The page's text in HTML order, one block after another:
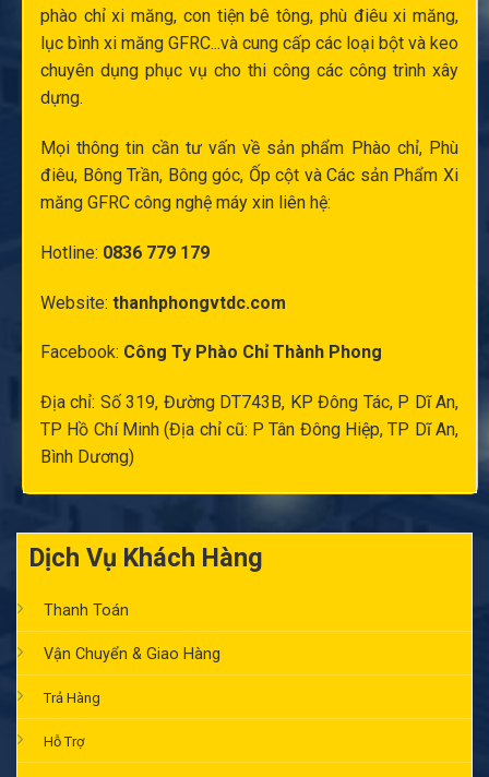
phào chỉ xi măng, con tiện bê tông, phù điêu xi măng,
lục bình xi măng GFRC...và cung cấp các loại bột và keo
chuyên dụng phục vụ cho thi công các công trình xây
dựng.
Mọi thông tin cần tư vấn về sản phẩm Phào chỉ, Phù
điêu, Bông Trần, Bông góc, Ốp cột và Các sản Phẩm Xi
măng GFRC công nghệ máy xin liên hệ:
Hotline: 0836 779 179
Website: thanhphongvtdc.com
Facebook: Công Ty Phào Chỉ Thành Phong
Địa chỉ: Số 319, Đường DT743B, KP Đông Tác, P Dĩ An,
TP Hồ Chí Minh (Địa chỉ cũ: P Tân Đông Hiệp, TP Dĩ An,
Bình Dương)
Dịch Vụ Khách Hàng
Thanh Toán
Vận Chuyển & Giao Hàng
Trả Hàng
Hỗ Trợ